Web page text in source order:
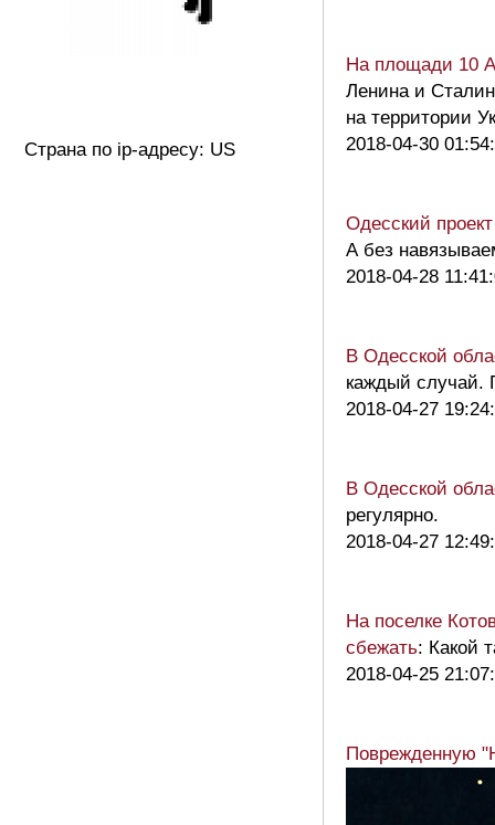
Страна по ip-адресу: US
На площади 10
Ленина и
на территории
2018-04-30
Одесский
А без
2018-04-28
В Одесской
каждый
2018-04-27
В Одесской
регулярно.
2018-04-27
На поселке
сбежать: Какой
2018-04-25
Поврежденную